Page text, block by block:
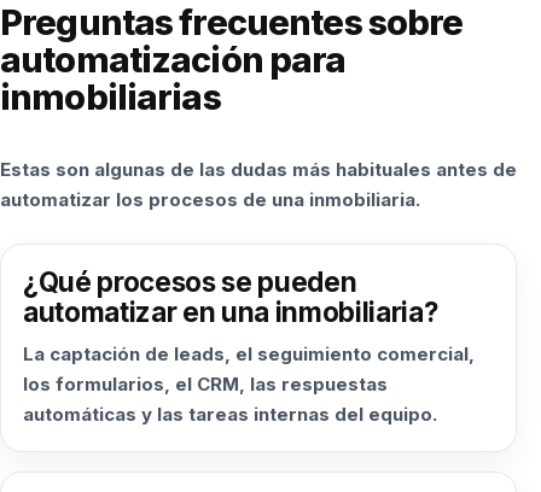
Preguntas frecuentes sobre
automatización para
inmobiliarias
Estas son algunas de las dudas más habituales antes de
automatizar los procesos de una inmobiliaria.
¿Qué procesos se pueden
automatizar en una inmobiliaria?
La captación de leads, el seguimiento comercial,
los formularios, el CRM, las respuestas
automáticas y las tareas internas del equipo.